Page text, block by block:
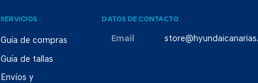
SERVICIOS
Guía de compras
Guía de tallas
Envíos y
DATOS DE CONTACTO
Email